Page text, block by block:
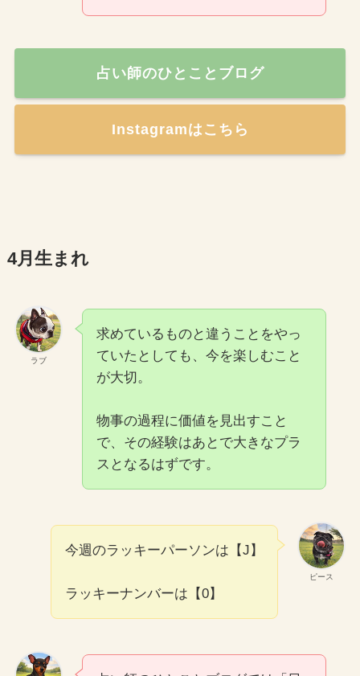
占い師のひとことブログ
Instagramはこちら
4月生まれ
ラブ
求めているものと違うことをやっ
ていたとしても、今を楽しむこと
が大切。
物事の過程に価値を見出すこと
で、その経験はあとで大きなプラ
スとなるはずです。
ピース
今週のラッキーパーソンは【J】
ラッキーナンバーは【0】